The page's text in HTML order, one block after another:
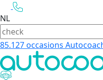
NL
85.127occasions